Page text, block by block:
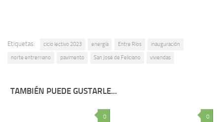
Etiquetas: ciclo lectivo 2023 energía Entre Ríos inauguración
norte entrerriano pavimento San José de Feliciano viviendas
TAMBIÉN PUEDE GUSTARLE...
0 0